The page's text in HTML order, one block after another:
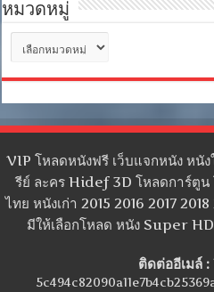
หมวดหมู่
หมู่
VIP โหลดหนังฟรี เว็บแจกหนัง หนั
รีย์ ละคร Hidef 3D โหลดการ์ตู
ไทย หนังเก่า 2015 2016 2017
มีให้เลือกโหลด หนัง Super
ติดต่ออีเมล์